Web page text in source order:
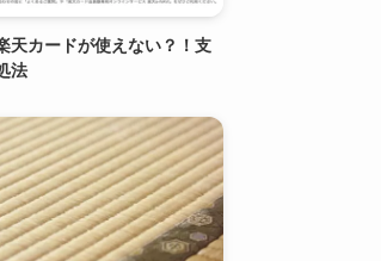
天カードが使えない？！支
法